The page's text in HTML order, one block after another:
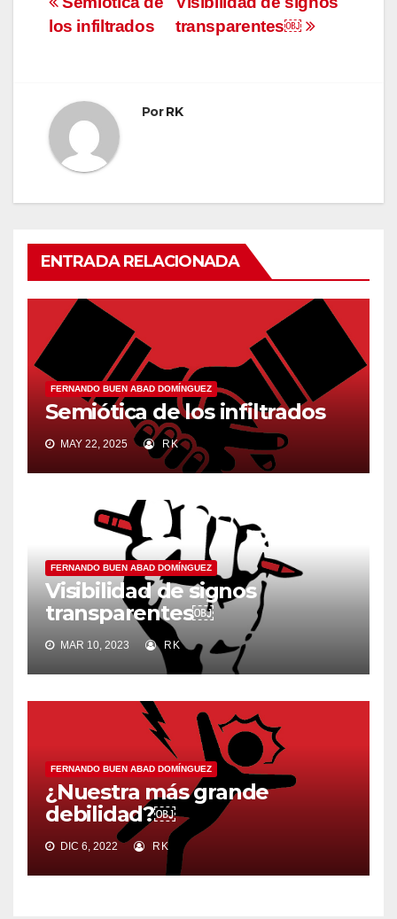
de
transparentes￼
los infiltrados
PorRK
ENTRADA RELACIONADA
FERNANDO BUEN ABAD DOMÍNGUEZ
Semiótica de los infiltrados
MAY 22, 2025 RK
FERNANDO BUEN ABAD DOMÍNGUEZ
Visibilidad de signos
transparentes￼
MAR 10, 2023 RK
FERNANDO BUEN ABAD DOMÍNGUEZ
¿Nuestra más grande
debilidad?￼
DIC 6, 2022 RK